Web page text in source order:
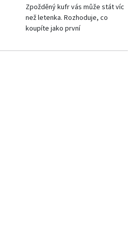
Zpožděný kufr vás může stát víc
než letenka. Rozhoduje, co
koupíte jako první